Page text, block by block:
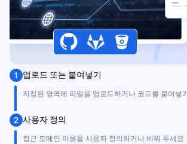
1 업로드 또는 붙여넣기
지정된 영역에 파일을 업로드하거나 코드를 붙여넣기
2 사용자 정의
접근 도메인 이름을 사용자 정의하거나 비워 두세요